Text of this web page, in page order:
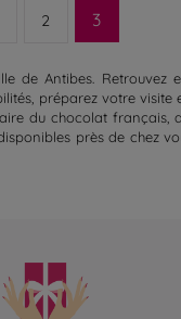
2 3
de Antibes.
préparez votre
du chocolat
près de chez